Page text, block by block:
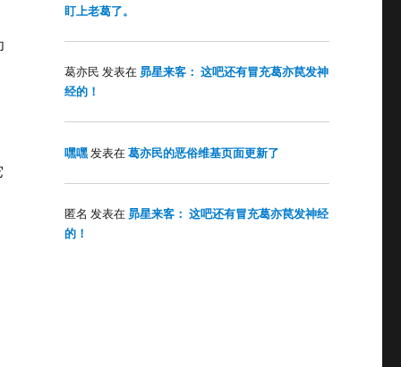
盯上老葛了。
葛亦民 发表在 昴星来客： 这吧还有冒充葛亦苠发神
经的！
嘿嘿发表在葛亦民的恶俗维基页面更新了
匿名 发表在 昴星来客： 这吧还有冒充葛亦苠发神经
的！